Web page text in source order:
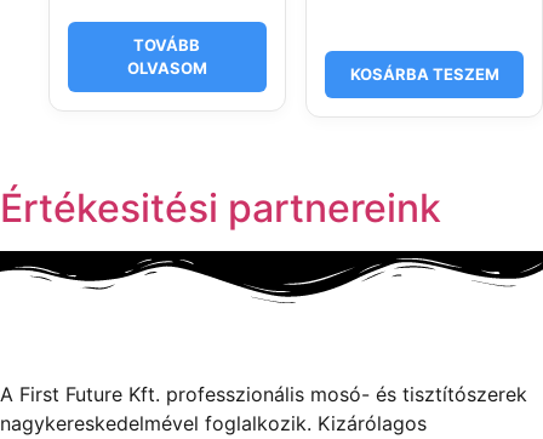
TOVÁBB
OLVASOM
KOSÁRBA TESZEM
Értékesitési partnereink
A First Future Kft. professzionális mosó- és tisztítószerek
nagykereskedelmével foglalkozik. Kizárólagos